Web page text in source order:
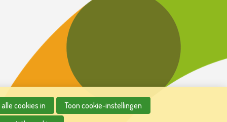
cookies in
Toon cookie-instellingen